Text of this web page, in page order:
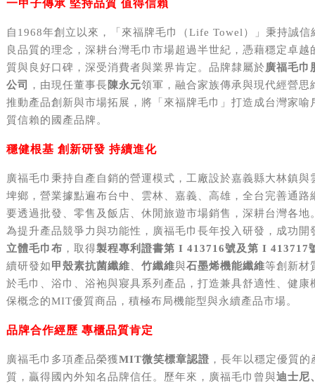
一甲子傳承 堅持品質 值得信賴
自1968年創立以來，「來福牌毛巾（Life Towel）」秉持誠信
良品質的理念，深耕台灣毛巾市場超過半世紀，憑藉穩定卓越
質與良好口碑，深受消費者與業界肯定。品牌隸屬於廣福毛巾
公司
，由現任董事長陳永元領軍，融合家族傳承與現代經營思
推動產品創新與市場拓展，將「來福牌毛巾」打造成台灣家喻
質信賴的國產品牌。
穩健根基 創新研發 持續進化
廣福毛巾秉持自產自銷的營運模式，工廠設於嘉義縣大林鎮與
埤鄉，營業據點遍布台中、雲林、嘉義、高雄，全台完善通路
要透過批發、零售及飯店、休閒旅遊市場銷售，深耕台灣各地
為提升產品競爭力與功能性，廣福毛巾長年投入研發，成功開
立體毛巾布 ，取得製程專利證書第 I 413716號及第 I 413717
續研發如甲殼素抗菌纖維 竹纖維與石墨烯機能纖維等創新材
於毛巾、浴巾、浴袍與寢具系列產品，打造兼具舒適性、健康
保概念的MIT優質商品，積極布局機能型與永續產品市場。
品牌合作經歷 專櫃品質肯定
廣福毛巾多項產品榮獲MIT微笑標章認證 ，長年以穩定優質的
質，贏得國內外知名品牌信任。歷年來，廣福毛巾曾與迪士尼